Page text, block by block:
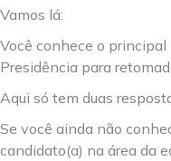
Vamos lá:
Você conhece o
Presidência para
Aqui só tem duas
Se você ainda não
candidato(a) na área da